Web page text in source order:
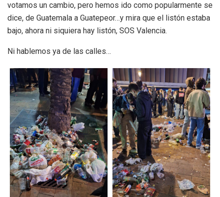
votamos un cambio, pero hemos ido como popularmente se
dice, de Guatemala a Guatepeor…y mira que el listón estaba
bajo, ahora ni siquiera hay listón, SOS Valencia.
Ni hablemos ya de las calles…